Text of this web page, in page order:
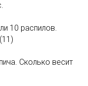
10 распилов.
Сколько весит